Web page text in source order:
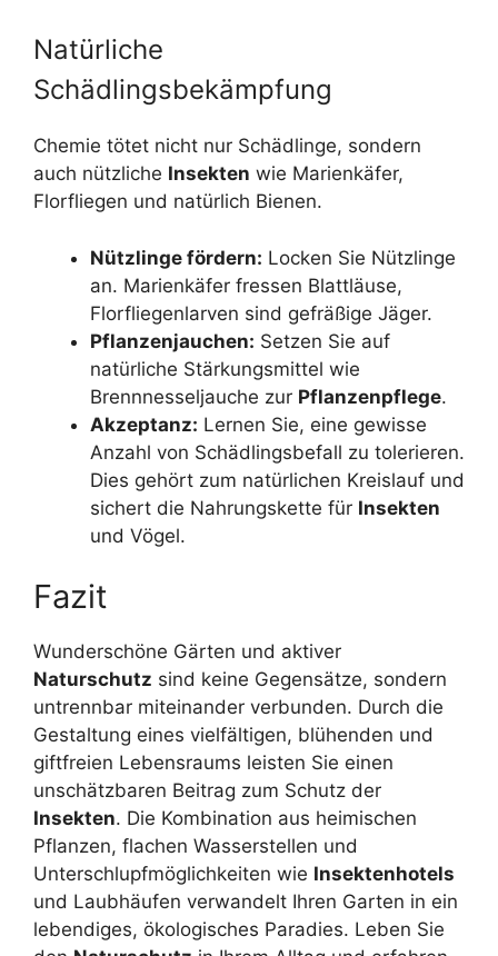
Natürliche
Schädlingsbekämpfung
Chemie tötet nicht nur Schädlinge, sondern
auch nützliche Insekten wie Marienkäfer,
Florfliegen und natürlich Bienen.
Nützlinge fördern: Locken Sie Nützlinge
an. Marienkäfer fressen Blattläuse,
Florfliegenlarven sind gefräßige Jäger.
Pflanzenjauchen: Setzen Sie auf
natürliche Stärkungsmittel wie
Brennnesseljauche zur Pflanzenpflege.
Akzeptanz: Lernen Sie, eine gewisse
Anzahl von Schädlingsbefall zu tolerieren.
Dies gehört zum natürlichen Kreislauf und
sichert die Nahrungskette für Insekten
und Vögel.
Fazit
Wunderschöne Gärten und aktiver
Naturschutz sind keine Gegensätze, sondern
untrennbar miteinander verbunden. Durch die
Gestaltung eines vielfältigen, blühenden und
giftfreien Lebensraums leisten Sie einen
unschätzbaren Beitrag zum Schutz der
Insekten. Die Kombination aus heimischen
Pflanzen, flachen Wasserstellen und
Unterschlupfmöglichkeiten wie Insektenhotels
und Laubhäufen verwandelt Ihren Garten in ein
lebendiges, ökologisches Paradies. Leben Sie